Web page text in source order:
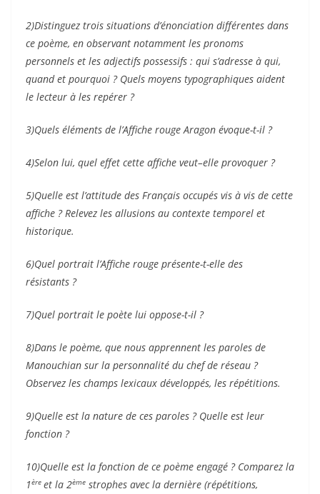
2)Distinguez trois situations d’énonciation différentes dans
ce poème, en observant notamment les pronoms
personnels et les adjectifs possessifs : qui s’adresse à qui,
quand et pourquoi ? Quels moyens typographiques aident
le lecteur à les repérer ?
3)Quels éléments de l’Affiche rouge Aragon évoque-t-il ?
4)Selon lui, quel effet cette affiche veut–elle provoquer ?
5)Quelle est l’attitude des Français occupés vis à vis de cette
affiche ? Relevez les allusions au contexte temporel et
historique.
6)Quel portrait l’Affiche rouge présente-t-elle des
résistants ?
7)Quel portrait le poète lui oppose-t-il ?
8)Dans le poème, que nous apprennent les paroles de
Manouchian sur la personnalité du chef de réseau ?
Observez les champs lexicaux développés, les répétitions.
9)Quelle est la nature de ces paroles ? Quelle est leur
fonction ?
10)Quelle est la fonction de ce poème engagé ? Comparez la
1ère et la 2ème strophes avec la dernière (répétitions,